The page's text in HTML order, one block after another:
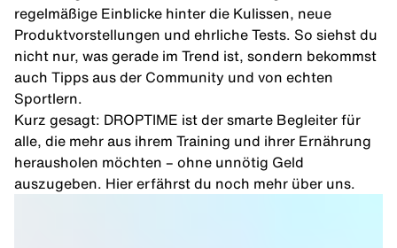
regelmäßige Einblicke hinter die Kulissen, neue
Produktvorstellungen und ehrliche Tests. So siehst du
nicht nur, was gerade im Trend ist, sondern bekommst
auch Tipps aus der Community und von echten
Sportlern.
Kurz gesagt: DROPTIME ist der smarte Begleiter für
alle, die mehr aus ihrem Training und ihrer Ernährung
herausholen möchten – ohne unnötig Geld
auszugeben. Hier erfährst du noch mehr über uns